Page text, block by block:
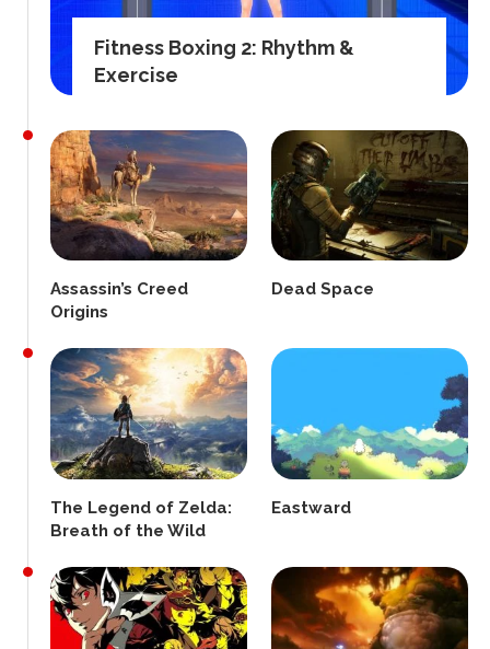
Fitness Boxing 2: Rhythm &
Exercise
Assassin’s Creed
Origins
Dead Space
The Legend of Zelda:
Breath of the Wild
Eastward